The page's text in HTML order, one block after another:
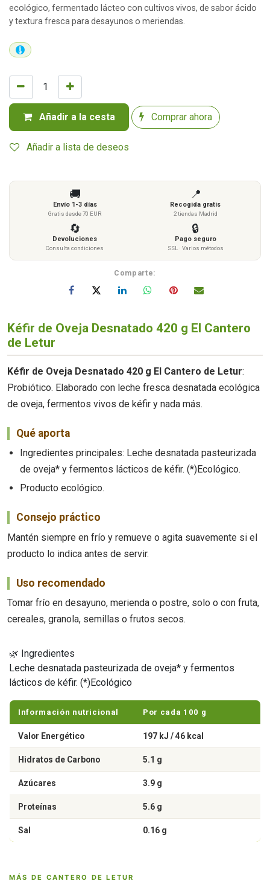
Añadir a la cesta Comprar ahora
Añadir a lista de deseos
ecológico, fermentado lácteo con cultivos vivos, de sabor ácido
y textura fresca para desayunos o meriendas.
🚚
Envío 1-3 días
Gratis desde 70 EUR
📍
Recogida gratis
2 tiendas Madrid
🔄
Devoluciones
Consulta condiciones
🔒
Pago seguro
SSL · Varios métodos
Comparte:
Kéfir de Oveja Desnatado 420 g El Cantero
de Letur
Kéfir de Oveja Desnatado 420 g El Cantero de Letur:
Probiótico. Elaborado con leche fresca desnatada ecológica
de oveja, fermentos vivos de kéfir y nada más.
Qué aporta
Ingredientes principales: Leche desnatada pasteurizada
de oveja* y fermentos lácticos de kéfir. (*)Ecológico.
Producto ecológico.
Consejo práctico
Mantén siempre en frío y remueve o agita suavemente si el
producto lo indica antes de servir.
Uso recomendado
Tomar frío en desayuno, merienda o postre, solo o con fruta,
cereales, granola, semillas o frutos secos.
🌿 Ingredientes
Leche desnatada pasteurizada de oveja* y fermentos
lácticos de kéfir. (*)Ecológico
Información nutricional Por cada 100 g
Valor Energético 197 kJ / 46 kcal
Hidratos de Carbono 5.1 g
Azúcares 3.9 g
Proteínas 5.6 g
Sal 0.16 g
MÁS DE CANTERO DE LETUR